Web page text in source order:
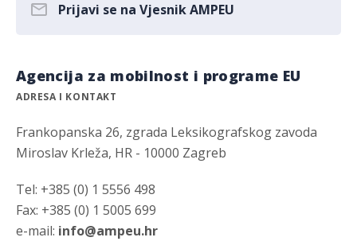
Prijavi se na Vjesnik AMPEU
Agencija za mobilnost i programe EU
ADRESA I KONTAKT
Frankopanska 26, zgrada Leksikografskog zavoda
Miroslav Krleža, HR - 10000 Zagreb
Tel: +385 (0) 1 5556 498
Fax: +385 (0) 1 5005 699
e-mail: info@ampeu.hr